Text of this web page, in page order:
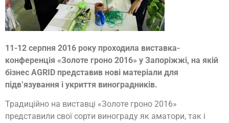
11-12 серпня 2016 року проходила виставка-
конференція «Золоте гроно 2016» у Запоріжжі, на якій
бізнес AGRID представив нові матеріали для
підв’язування і укриття виноградників.
Традиційно на виставці «Золоте гроно 2016»
представили свої сорти винограду як аматори, так і